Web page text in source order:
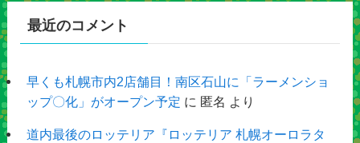
最近のコメント
早くも札幌市内2店舗目！南区石山に「ラーメンショ
ップ〇化」がオープン予定 に 匿名 より
道内最後のロッテリア『ロッテリア 札幌オーロラタ